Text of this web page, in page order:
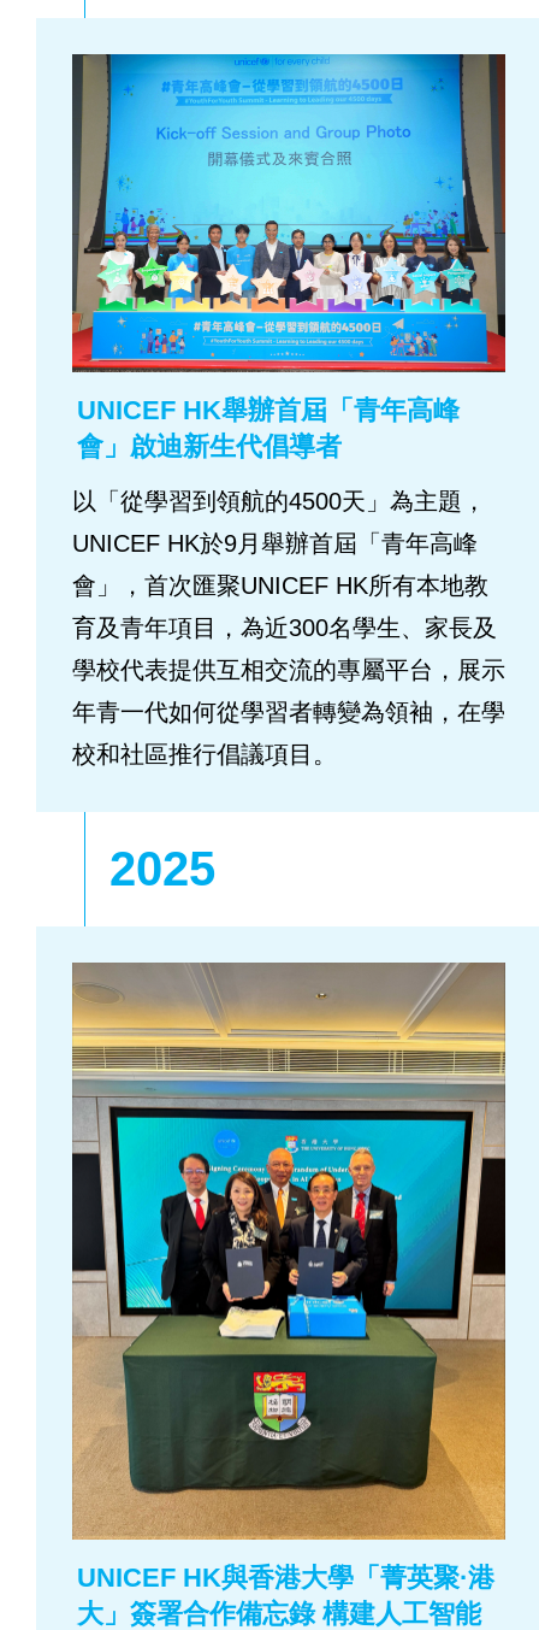
刊物
關於我們
訊息中心
UNICEF HK舉辦首屆「青年高峰
會」啟迪新生代倡導者
以「從學習到領航的4500天」為主題，
UNICEF HK於9月舉辦首屆「青年高峰
會」，首次匯聚UNICEF HK所有本地教
育及青年項目，為近300名學生、家長及
學校代表提供互相交流的專屬平台，展示
年青一代如何從學習者轉變為領袖，在學
校和社區推行倡議項目。
2025
UNICEF HK與香港大學「菁英聚·港
大」簽署合作備忘錄 構建人工智能